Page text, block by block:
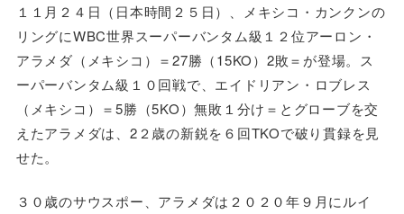
１１月２４日（日本時間２５日）、メキシコ・カンクンの
リングにWBC世界スーパーバンタム級１２位アーロン・
アラメダ（メキシコ）＝27勝（15KO）2敗＝が登場。ス
ーパーバンタム級１０回戦で、エイドリアン・ロブレス
（メキシコ）＝5勝（5KO）無敗１分け＝とグローブを交
えたアラメダは、2２歳の新鋭を６回TKOで破り貫録を見
せた。
３０歳のサウスポー、アラメダは２０２０年９月にルイ